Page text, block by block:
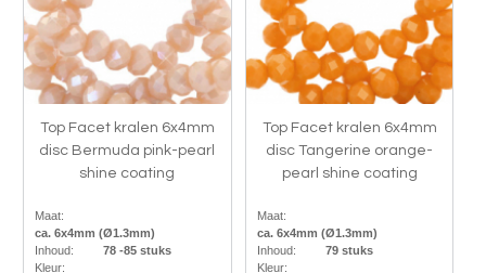
Top Facet kralen 6x4mm
disc Bermuda pink-pearl
shine coating
Maat:
ca. 6x4mm (Ø1.3mm)
Inhoud:
78 -85 stuks
Kleur:
Top Facet kralen 6x4mm
disc Tangerine orange-
pearl shine coating
Maat:
ca. 6x4mm (Ø1.3mm)
Inhoud:
79 stuks
Kleur: